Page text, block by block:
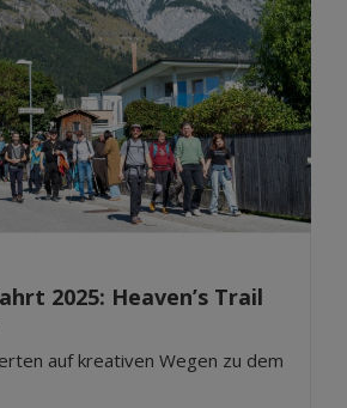
2025: Heaven’s Trail
auf kreativen Wegen zu dem